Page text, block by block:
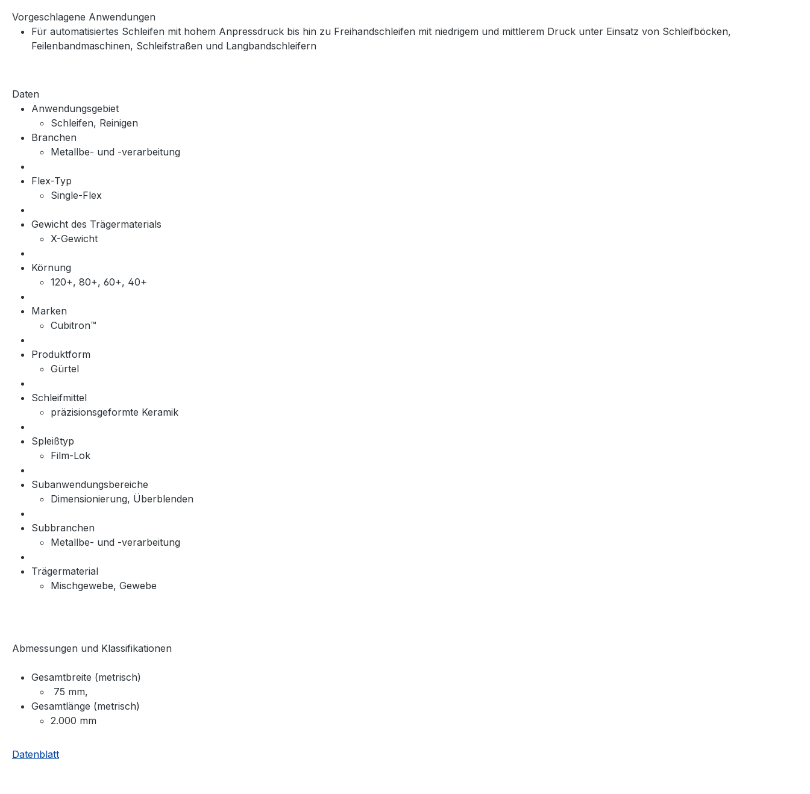
Vorgeschlagene Anwendungen
Für automatisiertes Schleifen mit hohem Anpressdruck bis hin zu Freihandschleifen mit niedrigem und mittlerem Druck unter Einsatz von Schleifböcken,
Feilenbandmaschinen, Schleifstraßen und Langbandschleifern
Daten
Anwendungsgebiet
Schleifen, Reinigen
Branchen
Metallbe- und -verarbeitung
Flex-Typ
Single-Flex
Gewicht des Trägermaterials
X-Gewicht
Körnung
120+, 80+, 60+, 40+
Marken
Cubitron™
Produktform
Gürtel
Schleifmittel
präzisionsgeformte Keramik
Spleißtyp
Film-Lok
Subanwendungsbereiche
Dimensionierung, Überblenden
Subbranchen
Metallbe- und -verarbeitung
Trägermaterial
Mischgewebe, Gewebe
Abmessungen und Klassifikationen
Gesamtbreite (metrisch)
75 mm,
Gesamtlänge (metrisch)
2.000 mm
Datenblatt